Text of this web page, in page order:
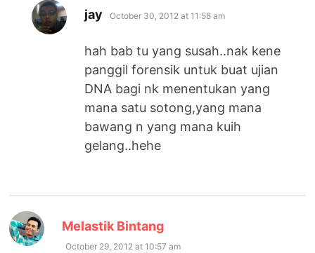
jay says:
October 30, 2012 at 11:58 am
hah bab tu yang susah..nak kene
panggil forensik untuk buat ujian
DNA bagi nk menentukan yang
mana satu sotong,yang mana
bawang n yang mana kuih
gelang..hehe
Melastik Bintang
October 29, 2012 at 10:57 am